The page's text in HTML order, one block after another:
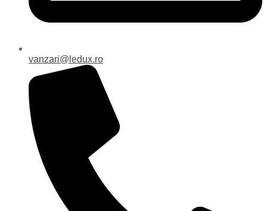
vanzari@ledux.ro